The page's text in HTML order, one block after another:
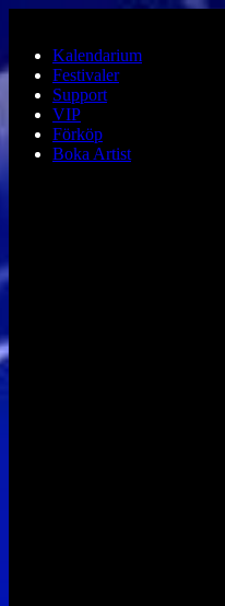
Kalendarium
Festivaler
Support
VIP
Förköp
Boka Artist